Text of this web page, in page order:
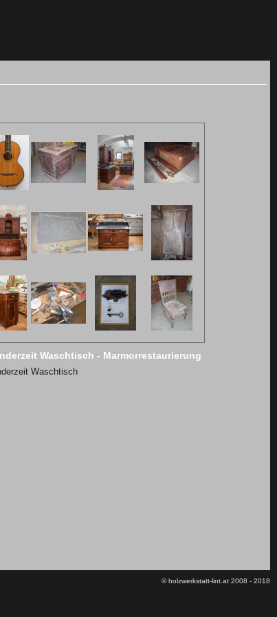
Waschtisch - Marmorrestaurierung
Waschtisch
© holzwerkstatt-lint.at 2008 - 2018